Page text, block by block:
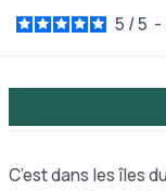
5 /5 -
C’est dans les îles